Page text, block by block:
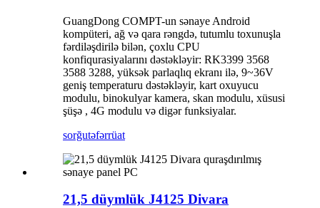
GuangDong COMPT-un sənaye Android
kompüteri, ağ və qara rəngdə, tutumlu toxunuşla
fərdiləşdirilə bilən, çoxlu CPU
konfiqurasiyalarını dəstəkləyir: RK3399 3568
3588 3288, yüksək parlaqlıq ekranı ilə, 9~36V
geniş temperaturu dəstəkləyir, kart oxuyucu
modulu, binokulyar kamera, skan modulu, xüsusi
şüşə , 4G modulu və digər funksiyalar.
sorğutəfərrüat
21,5 düymlük J4125 Divara